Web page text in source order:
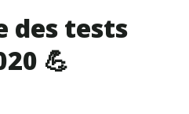
des tests
💪